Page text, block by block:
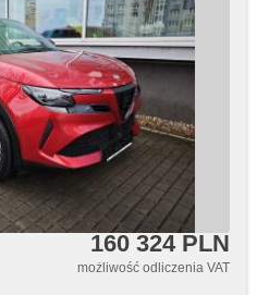
160 324 PLN
możliwość odliczenia VAT